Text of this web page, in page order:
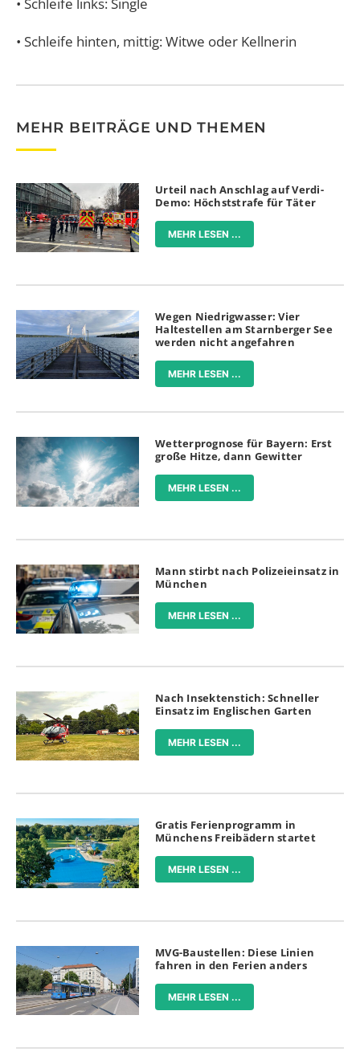
• Schleife hinten, mittig: Witwe oder Kellnerin
MEHR BEITRÄGE UND THEMEN
Urteil nach Anschlag auf Verdi-
Demo: Höchststrafe für Täter
MEHR LESEN ...
Wegen Niedrigwasser: Vier
Haltestellen am Starnberger See
werden nicht angefahren
MEHR LESEN ...
Wetterprognose für Bayern: Erst
große Hitze, dann Gewitter
MEHR LESEN ...
Mann stirbt nach Polizeieinsatz in
München
MEHR LESEN ...
Nach Insektenstich: Schneller
Einsatz im Englischen Garten
MEHR LESEN ...
Gratis Ferienprogramm in
Münchens Freibädern startet
MEHR LESEN ...
MVG-Baustellen: Diese Linien
fahren in den Ferien anders
MEHR LESEN ...